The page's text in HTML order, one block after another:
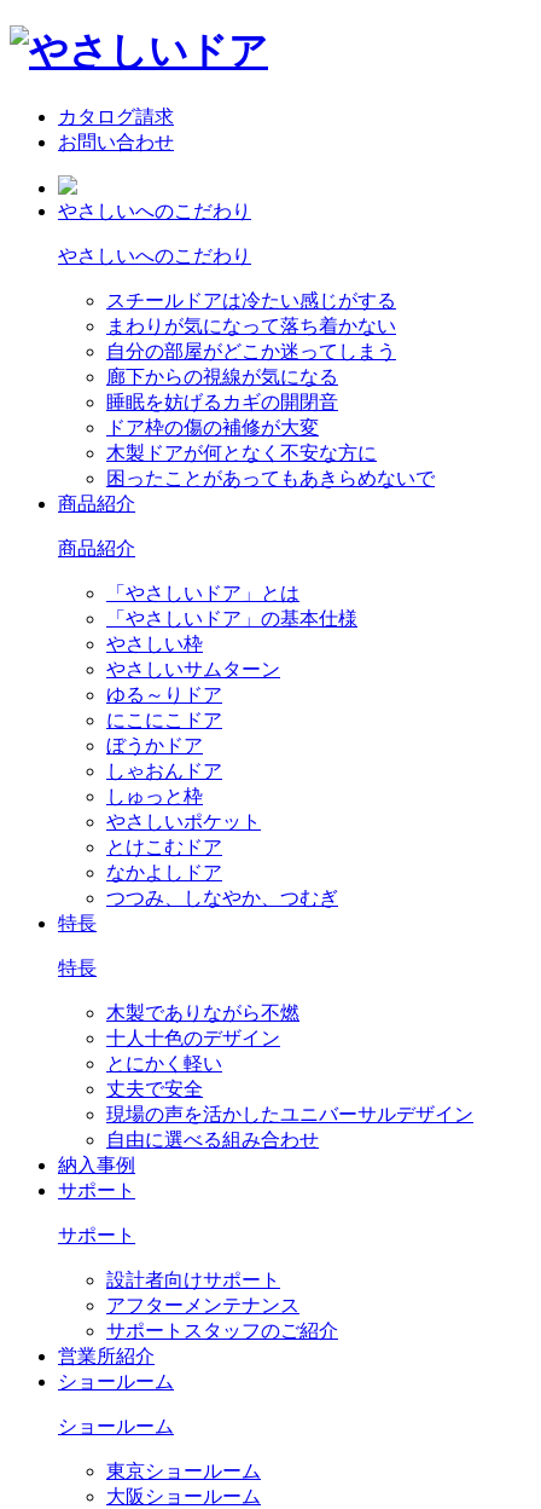
カタログ請求
お問い合わせ
やさしいへのこだわり
やさしいへのこだわり
スチールドアは冷たい感じがする
まわりが気になって落ち着かない
自分の部屋がどこか迷ってしまう
廊下からの視線が気になる
睡眠を妨げるカギの開閉音
ドア枠の傷の補修が大変
木製ドアが何となく不安な方に
困ったことがあってもあきらめないで
商品紹介
商品紹介
「やさしいドア」とは
「やさしいドア」の基本仕様
やさしい枠
やさしいサムターン
ゆる～りドア
にこにこドア
ぼうかドア
しゃおんドア
しゅっと枠
やさしいポケット
とけこむドア
なかよしドア
つつみ、しなやか、つむぎ
特長
特長
木製でありながら不燃
十人十色のデザイン
とにかく軽い
丈夫で安全
現場の声を活かしたユニバーサルデザイン
自由に選べる組み合わせ
納入事例
サポート
サポート
設計者向けサポート
アフターメンテナンス
サポートスタッフのご紹介
営業所紹介
ショールーム
ショールーム
東京ショールーム
大阪ショールーム